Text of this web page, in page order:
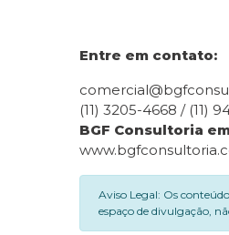
Entre em contato:
(11) 3205-4668 / (11)
BGF Consultoria
Aviso Legal: Os
espaço de divulgação,